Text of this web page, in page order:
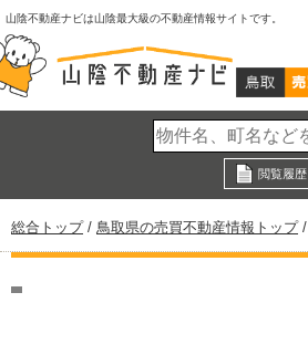
このページの本文へ
山陰不動産ナビは山陰最大級の不動産情報サイトです。
閲覧履歴
現
在
位
総合トップ/ 鳥取県の売買不動産情報トップ/